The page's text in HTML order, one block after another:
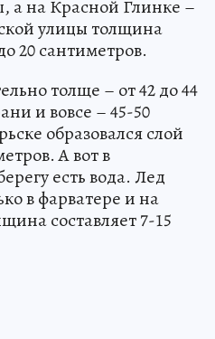
а на Красной Глинке –
улицы толщина
20 сантиметров.
толще – от 42 до 44
и вовсе – 45-50
образовался слой
А вот в
есть вода. Лед
в фарватере и на
составляет 7-15